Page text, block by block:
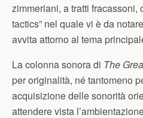
zimmeriani, a tratti fracassoni,
tactics” nel quale vi è da
avvita attorno al tema
La colonna sonora di The
per originalità, né tantomeno
acquisizione delle sonorità
attendere vista